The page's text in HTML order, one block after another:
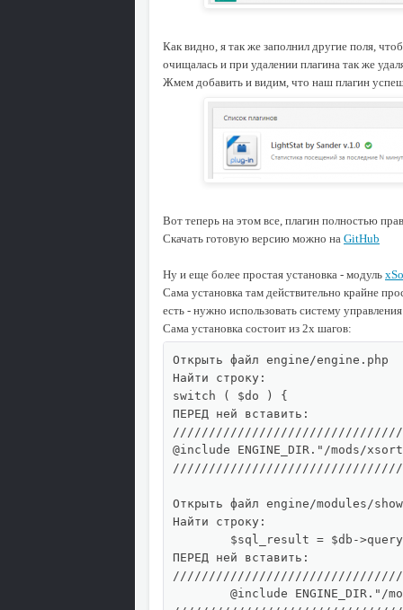
Как видно, я так же заполнил другие поля,
очищалась и при удалении плагина так же
Жмем добавить и видим, что наш плагин
Вот теперь на этом все, плагин полностью
Скачать готовую версию можно на GitHub
Ну и еще более простая установка - модуль
Сама установка там действительно крайне
есть - нужно использовать систему
Сама установка состоит из 2х шагов:
Открыть файл engine/engine.php
Найти строку:
switch ( $do ) {
ПЕРЕД ней вставить:
@include ENGINE_DIR."/mods/
Открыть файл engine/modules/
Найти строку:
ПЕРЕД ней вставить: